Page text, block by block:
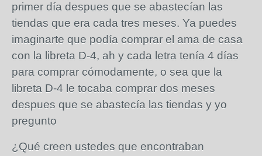
primer día despues que se abastecían las
tiendas que era cada tres meses. Ya puedes
imaginarte que podía comprar el ama de casa
con la libreta D-4, ah y cada letra tenía 4 días
para comprar cómodamente, o sea que la
libreta D-4 le tocaba comprar dos meses
despues que se abastecía las tiendas y yo
pregunto
¿Qué creen ustedes que encontraban